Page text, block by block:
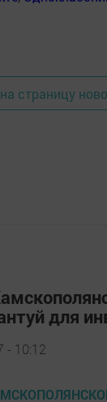
страницу
для
- 10:12